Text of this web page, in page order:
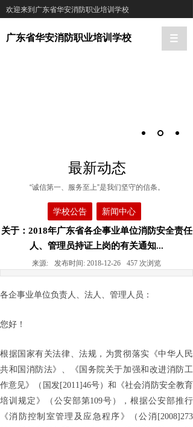
欢迎来到广东省华安消防职业培训学校
广东省华安消防职业培训学校
最新动态
“诚信第一、服务至上”是我们坚守的信条。
学校公告
新闻中心
关于：2018年广东省各企事业单位消防安全责任
人、管理员持证上岗的有关通知...
来源: 发布时间: 2018-12-26 457 次浏览
各企事业单位负责人、法人、管理人员：
您好！
根据国家有关法律、法规，为贯彻落实《中华人民
共和国消防法》、《国务院关于加强和改进消防工
作意见》（国发[2011]46号）和《社会消防安全教育
培训规定》（公安部第109号），根据公安部推行
《消防控制室管理及应急程序》（公消[2008]273